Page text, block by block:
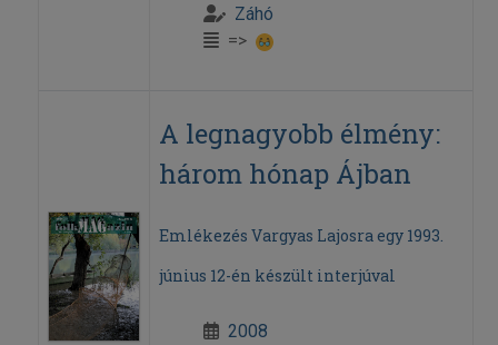
Záhó
=>
A legnagyobb élmény:
három hónap Ájban
Emlékezés Vargyas Lajosra egy 1993.
június 12-én készült interjúval
2008